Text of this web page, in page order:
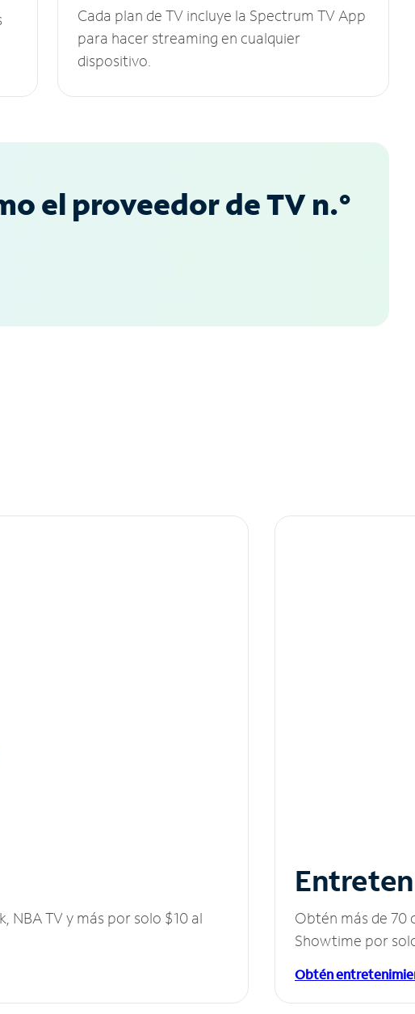
Cada plan de TV incluye la Spectrum TV App
para hacer streaming en cualquier
dispositivo.
el proveedor de TV n.°
TV y más por solo $10 al
Obtén más de 70
Showtime por
Obtén